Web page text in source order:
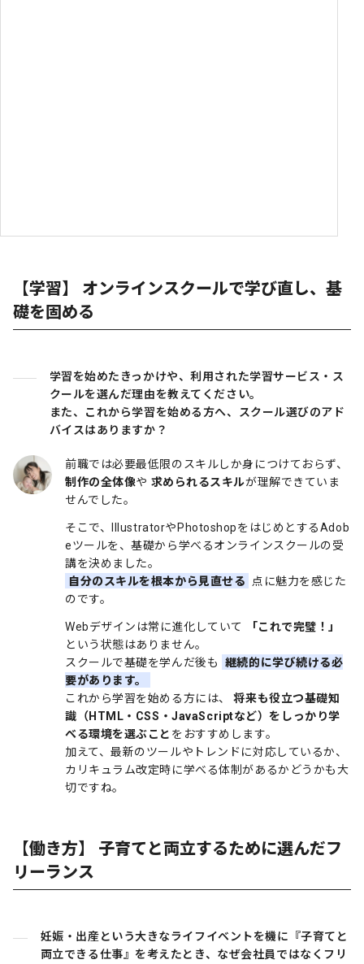
【学習】 オンラインスクールで学び直し、基
礎を固める
学習を始めたきっかけや、利用された学習サービス・ス
クールを選んだ理由を教えてください。
また、これから学習を始める方へ、スクール選びのアド
バイスはありますか？
前職では必要最低限のスキルしか身につけておらず、
制作の全体像や 求められるスキルが理解できていま
せんでした。
そこで、IllustratorやPhotoshopをはじめとするAdob
eツールを、基礎から学べるオンラインスクールの受
講を決めました。
自分のスキルを根本から見直せる
点に魅力を感じた
のです。
Webデザインは常に進化していて
「これで完璧！」
という状態はありません。
スクールで基礎を学んだ後も
継続的に学び続ける必
要があります。
これから学習を始める方には、将来も役立つ基礎知
識（HTML・CSS・JavaScriptなど）をしっかり学
べる環境を選ぶこと をおすすめします。
加えて、最新のツールやトレンドに対応しているか、
カリキュラム改定時に学べる体制があるかどうかも大
切ですね。
【働き方】 子育てと両立するために選んだフ
リーランス
妊娠・出産という大きなライフイベントを機に『子育てと
両立できる仕事』を考えたとき、なぜ会社員ではなくフリ